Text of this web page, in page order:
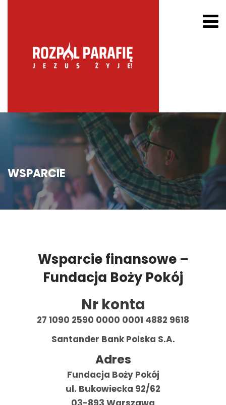
WSPARCIE
Wsparcie finansowe –
Fundacja Boży Pokój
Nr konta
27 1090 2590 0000 0001 4882 9618
Santander Bank Polska S.A.
Adres
Fundacja Boży Pokój
ul. Bukowiecka 92/62